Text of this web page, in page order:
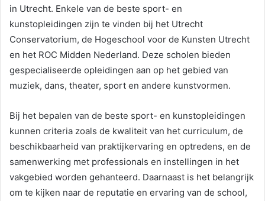
in Utrecht. Enkele van de beste sport- en
kunstopleidingen zijn te vinden bij het Utrecht
Conservatorium, de Hogeschool voor de Kunsten Utrecht
en het ROC Midden Nederland. Deze scholen bieden
gespecialiseerde opleidingen aan op het gebied van
muziek, dans, theater, sport en andere kunstvormen.
Bij het bepalen van de beste sport- en kunstopleidingen
kunnen criteria zoals de kwaliteit van het curriculum, de
beschikbaarheid van praktijkervaring en optredens, en de
samenwerking met professionals en instellingen in het
vakgebied worden gehanteerd. Daarnaast is het belangrijk
om te kijken naar de reputatie en ervaring van de school,